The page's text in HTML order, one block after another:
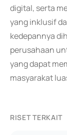
digital, serta
yang inklusif
kedepannya
perusahaan
yang dapat
masyarakat
RISET TERKAIT